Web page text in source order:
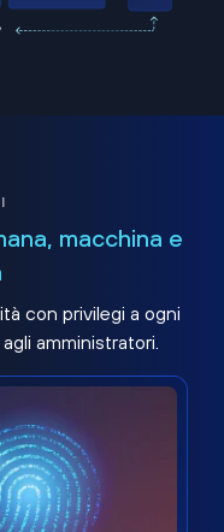
macchina e
con privilegi a ogni
amministratori.